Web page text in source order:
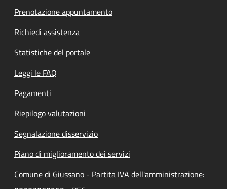
Prenotazione appuntamento
Richiedi assistenza
Statistiche del portale
Leggi le FAQ
Pagamenti
Riepilogo valutazioni
Segnalazione disservizio
Piano di miglioramento dei servizi
Comune di Giussano - Partita IVA dell'amministrazione: